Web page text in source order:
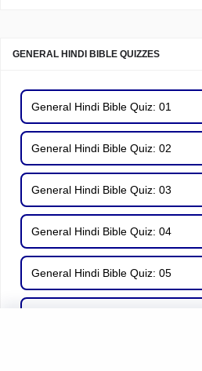
GENERAL HINDI BIBLE QUIZZES
General Hindi Bible Quiz: 01
General Hindi Bible Quiz: 02
General Hindi Bible Quiz: 03
General Hindi Bible Quiz: 04
General Hindi Bible Quiz: 05